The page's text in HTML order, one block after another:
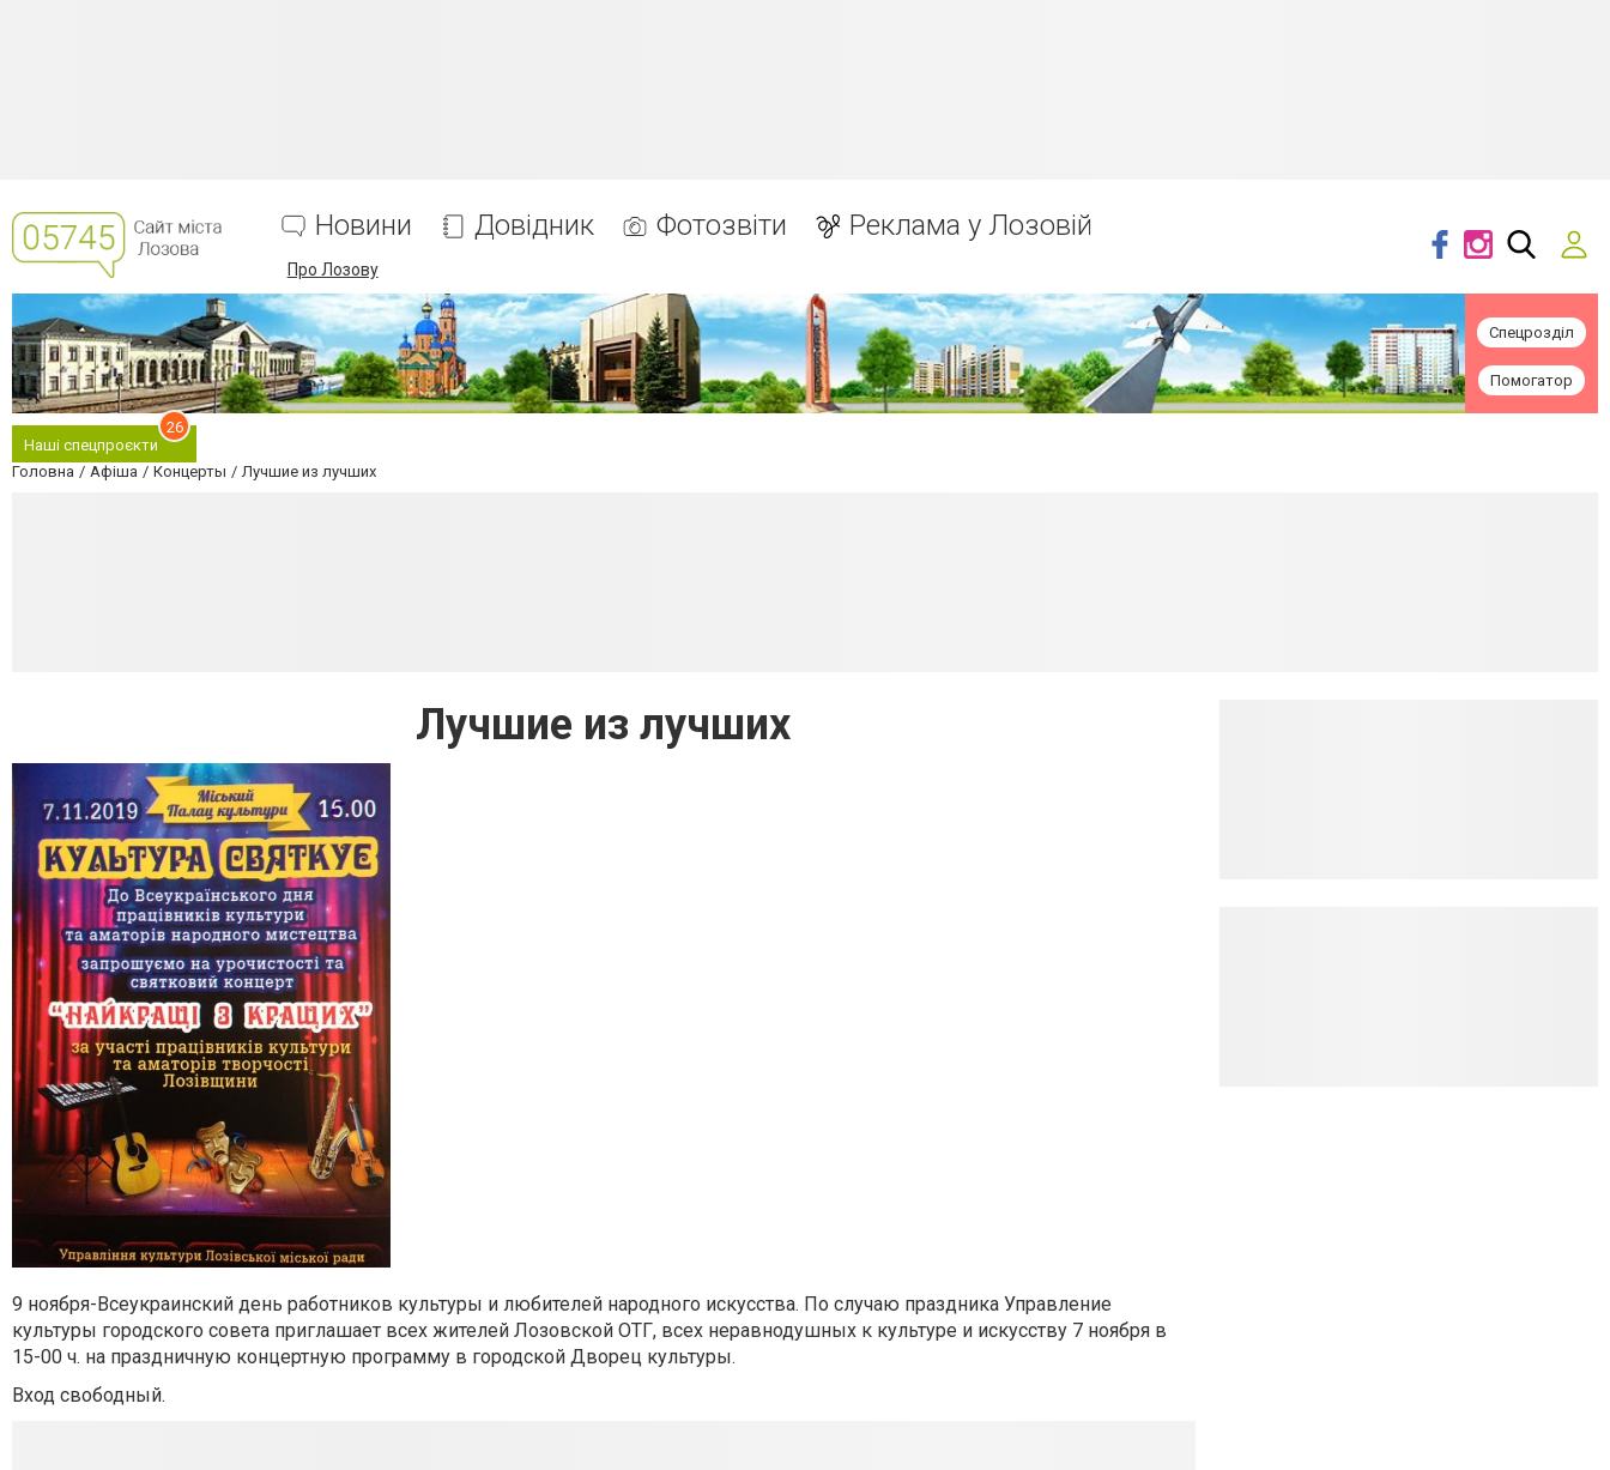
Новини Довідник Фотозвіти Реклама у Лозовій
Про Лозову
Спецрозділ
Помогатор
Наші спецпроєкти
26
Головна Афіша Концерты Лучшие из лучших
Лучшие из лучших
9 ноября-Всеукраинский день работников культуры и любителей народного искусства. По случаю праздника Управление
культуры городского совета приглашает всех жителей Лозовской ОТГ, всех неравнодушных к культуре и искусству 7 ноября в
15-00 ч. на праздничную концертную программу в городской Дворец культуры.
Вход свободный.